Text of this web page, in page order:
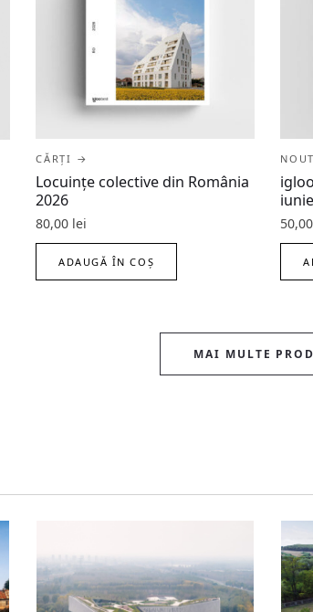
CĂRȚI →
Locuințe colective din România
2026
80,00 lei
ADAUGĂ ÎN COȘ
50,00
MAI MULTE